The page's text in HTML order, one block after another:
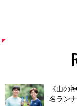
《山の
名ラン